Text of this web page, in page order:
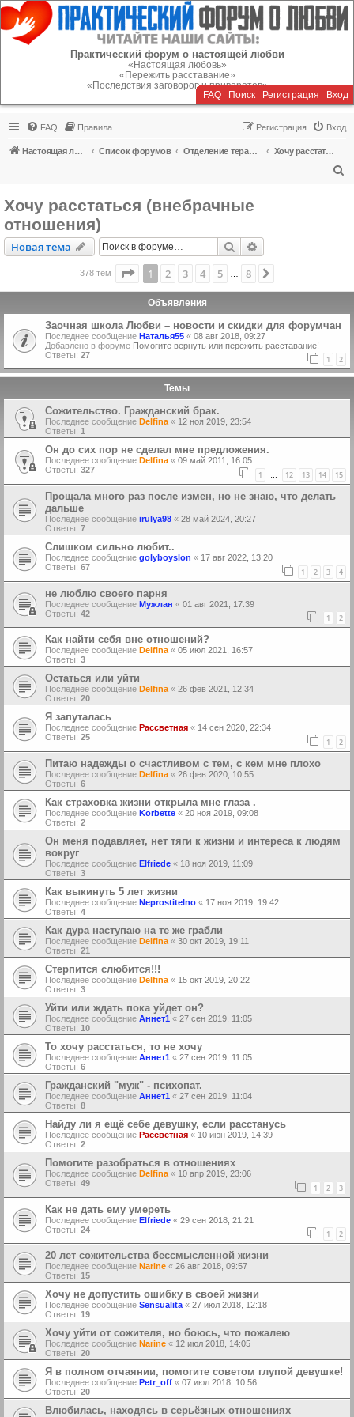
Регистрация
Практический форум о настоящей любви
«Настоящая любовь»
«Пережить расставание»
«Последствия заговоров и приворотов»
FAQ Поиск Регистрация Вход
FAQ Правила Вход
Регистрация
Настоящая любовь Список форумов Отделение терапии
Хочу расстаться (внебрачные отношения)
Хочу расстаться (внебрачные
отношения)
Новая тема
Новаятема Поиск
378 тем Страница из
1 2 3 4 5 8
Объявления
Заочная школа Любви – новости и скидки для форумчан
Последнее сообщение Наталья55 « 08 авг 2018, 09:27
Добавлено в форуме Помогите вернуть или пережить расставание!
Ответы: 27 1 2
Темы
Сожительство. Гражданский брак.
Последнее сообщение Delfina « 12 ноя 2019, 23:54
Ответы: 1
Oн до сих пор не сделал мне предложения.
Последнее сообщение Delfina « 09 май 2011, 16:05
Ответы: 327 1 … 12 13 14 15
Прощала много раз после измен, но не знаю, что делать
дальше
Последнее сообщение irulya98 « 28 май 2024, 20:27
Ответы: 7
Слишком сильно любит..
Последнее сообщение golyboyslon « 17 авг 2022, 13:20
Ответы: 67 1 2 3 4
не люблю своего парня
Последнее сообщение Мужлан « 01 авг 2021, 17:39
Ответы: 42 1 2
Как найти себя вне отношений?
Последнее сообщение Delfina « 05 июл 2021, 16:57
Ответы: 3
Остаться или уйти
Последнее сообщение Delfina « 26 фев 2021, 12:34
Ответы: 20
Я запуталась
Последнее сообщение Рассветная « 14 сен 2020, 22:34
Ответы: 25 1 2
Питаю надежды о счастливом с тем, с кем мне плохо
Последнее сообщение Delfina « 26 фев 2020, 10:55
Ответы: 6
Как страховка жизни открыла мне глаза .
Последнее сообщение Korbette « 20 ноя 2019, 09:08
Ответы: 2
Он меня подавляет, нет тяги к жизни и интереса к людям
вокруг
Последнее сообщение Elfriede « 18 ноя 2019, 11:09
Ответы: 3
Как выкинуть 5 лет жизни
Последнее сообщение Neprostitelno « 17 ноя 2019, 19:42
Ответы: 4
Как дура наступаю на те же грабли
Последнее сообщение Delfina « 30 окт 2019, 19:11
Ответы: 21
Стерпится слюбится!!!
Последнее сообщение Delfina « 15 окт 2019, 20:22
Ответы: 3
Уйти или ждать пока уйдет он?
Последнее сообщение Аннет1 « 27 сен 2019, 11:05
Ответы: 10
То хочу расстаться, то не хочу
Последнее сообщение Аннет1 « 27 сен 2019, 11:05
Ответы: 6
Гражданский "муж" - психопат.
Последнее сообщение Аннет1 « 27 сен 2019, 11:04
Ответы: 8
Найду ли я ещё себе девушку, если расстанусь
Последнее сообщение Рассветная « 10 июн 2019, 14:39
Ответы: 2
Помогите разобраться в отношениях
Последнее сообщение Delfina « 10 апр 2019, 23:06
Ответы: 49 1 2 3
Как не дать ему умереть
Последнее сообщение Elfriede « 29 сен 2018, 21:21
Ответы: 24 1 2
20 лет сожительства бессмысленной жизни
Последнее сообщение Narine « 26 авг 2018, 09:57
Ответы: 15
Хочу не допустить ошибку в своей жизни
Последнее сообщение Sensualita « 27 июл 2018, 12:18
Ответы: 19
Хочу уйти от сожителя, но боюсь, что пожалею
Последнее сообщение Narine « 12 июл 2018, 14:05
Ответы: 20
Я в полном отчаянии, помогите советом глупой девушке!
Последнее сообщение Petr_off « 07 июл 2018, 10:56
Ответы: 20
Влюбилась, находясь в серьёзных отношениях